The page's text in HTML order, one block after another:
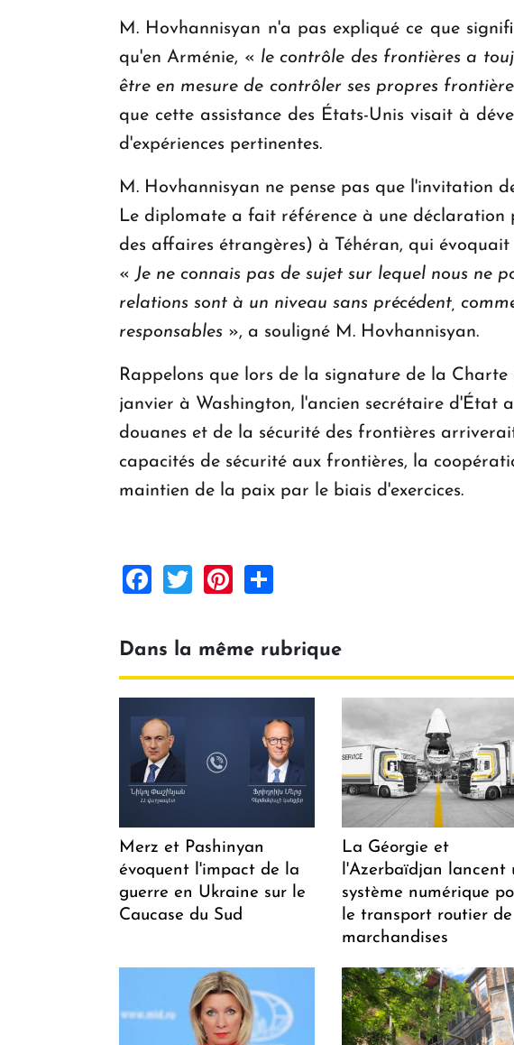
M. Hovhannisyan n'a pas expliqué ce que
qu'en Arménie, « le contrôle des frontières a
être en mesure de contrôler ses propres
que cette assistance des États-Unis visait à
d'expériences pertinentes.
M. Hovhannisyan ne pense pas que l'invitation
Le diplomate a fait référence à une déclaration
des affaires étrangères) à Téhéran, qui
« Je ne connais pas de sujet sur lequel nous ne
relations sont à un niveau sans précédent,
responsables », a souligné M. Hovhannisyan.
Rappelons que lors de la signature de la
janvier à Washington, l'ancien secrétaire d'État
douanes et de la sécurité des frontières
capacités de sécurité aux frontières, la
maintien de la paix par le biais d'exercices.
Facebook
TwitterPinterest
Dans la même rubrique
Merz et Pashinyan
évoquent l'impact de la
guerre en Ukraine sur le
Caucase du Sud
La Géorgie et
l'Azerbaïdjan lancent
système numérique
le transport routier de
marchandises